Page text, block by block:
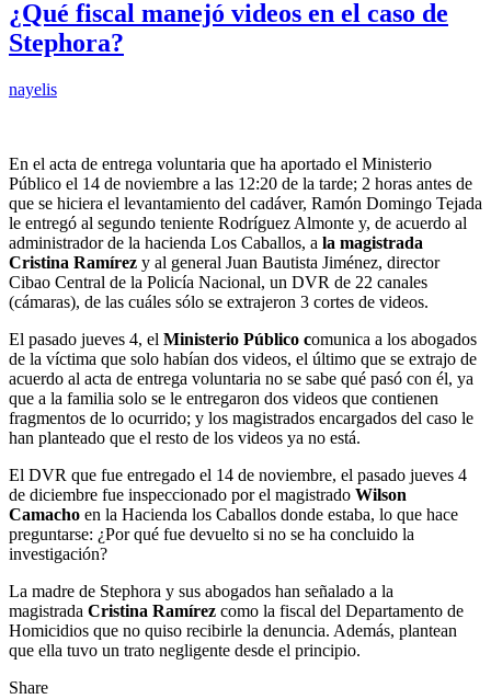
¿Qué fiscal manejó videos en el caso de
Stephora?
nayelis
En el acta de entrega voluntaria que ha aportado el Ministerio
Público el 14 de noviembre a las 12:20 de la tarde; 2 horas antes de
que se hiciera el levantamiento del cadáver, Ramón Domingo Tejada
le entregó al segundo teniente Rodríguez Almonte y, de acuerdo al
administrador de la hacienda Los Caballos, a la magistrada
Cristina Ramírez y al general Juan Bautista Jiménez, director
Cibao Central de la Policía Nacional, un DVR de 22 canales
(cámaras), de las cuáles sólo se extrajeron 3 cortes de videos.
El pasado jueves 4, el Ministerio Público comunica a los abogados
de la víctima que solo habían dos videos, el último que se extrajo de
acuerdo al acta de entrega voluntaria no se sabe qué pasó con él, ya
que a la familia solo se le entregaron dos videos que contienen
fragmentos de lo ocurrido; y los magistrados encargados del caso le
han planteado que el resto de los videos ya no está.
El DVR que fue entregado el 14 de noviembre, el pasado jueves 4
de diciembre fue inspeccionado por el magistrado Wilson
Camacho en la Hacienda los Caballos donde estaba, lo que hace
preguntarse: ¿Por qué fue devuelto si no se ha concluido la
investigación?
La madre de Stephora y sus abogados han señalado a la
magistrada Cristina Ramírez como la fiscal del Departamento de
Homicidios que no quiso recibirle la denuncia. Además, plantean
que ella tuvo un trato negligente desde el principio.
Share